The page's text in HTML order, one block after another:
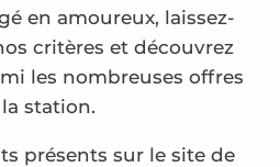
en amoureux, laissez-
critères et découvrez
les nombreuses offres
station.
présents sur le site de